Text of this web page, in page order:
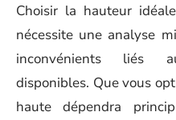
Choisir la hauteur
nécessite une analyse
inconvénients liés
disponibles. Que vous
haute dépendra